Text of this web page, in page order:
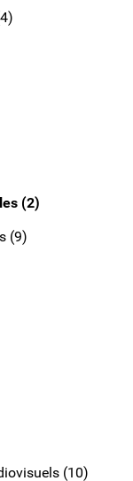
(2)
(9)
(10)